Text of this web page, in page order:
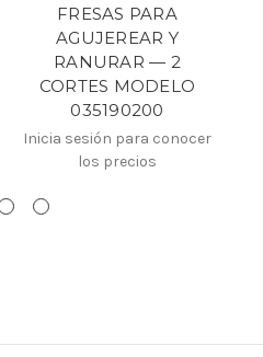
FRESAS PARA
AGUJEREAR Y
RANURAR — 2
CORTES MODELO
035190200
Inicia sesión para conocer
los precios